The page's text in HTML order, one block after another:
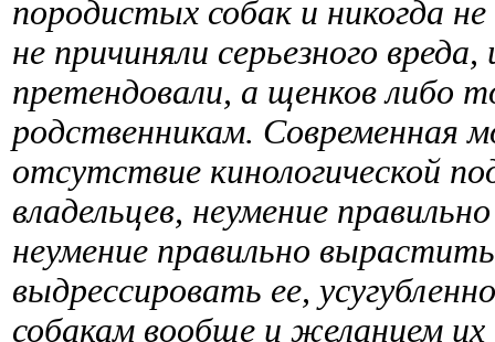
породистых собак и никогда
не причиняли серьезного
претендовали, а щенков либо
родственникам. Современная
отсутствие кинологической
владельцев, неумение
неумение правильно
выдрессировать ее,
собакам вообще и желанием